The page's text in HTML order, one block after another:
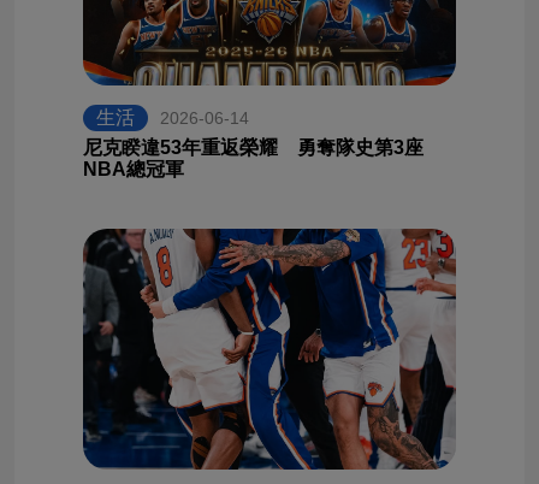
生活 2026-06-14
尼克睽違53年重返榮耀 勇奪隊史第3座
NBA總冠軍